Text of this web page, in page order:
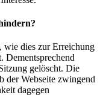
wie dies zur Erreichung
Dementsprechend
gelöscht. Die
der Webseite zwingend
dagegen